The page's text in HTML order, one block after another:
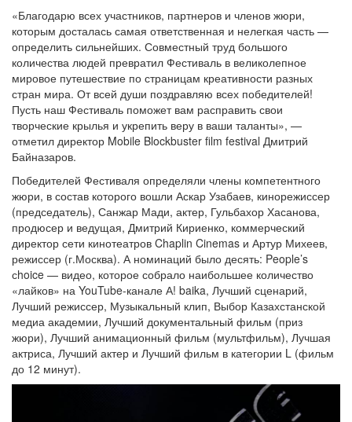
«Благодарю всех участников, партнеров и членов жюри,
которым досталась самая ответственная и нелегкая часть —
определить сильнейших. Совместный труд большого
количества людей превратил Фестиваль в великолепное
мировое путешествие по страницам креативности разных
стран мира. От всей души поздравляю всех победителей!
Пусть наш Фестиваль поможет вам расправить свои
творческие крылья и укрепить веру в ваши таланты», —
отметил директор Mobile Blockbuster film festival Дмитрий
Байназаров.
Победителей Фестиваля определяли члены компетентного
жюри, в состав которого вошли Аскар Узабаев, кинорежиссер
(председатель), Санжар Мади, актер, Гульбахор Хасанова,
продюсер и ведущая, Дмитрий Кириенко, коммерческий
директор сети кинотеатров Chaplin Cinemas и Артур Михеев,
режиссер (г.Москва). А номинаций было десять: People’s
сhoice — видео, которое собрало наибольшее количество
«лайков» на YouTube-канале А! baika, Лучший сценарий,
Лучший режиссер, Музыкальный клип, Выбор Казахстанской
медиа академии, Лучший документальный фильм (приз
жюри), Лучший анимационный фильм (мультфильм), Лучшая
актриса, Лучший актер и Лучший фильм в категории L (фильм
до 12 минут).